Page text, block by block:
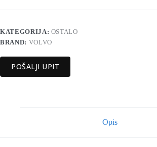
KATEGORIJA: OSTALO
BRAND: VOLVO
POŠALJI UPIT
Opis